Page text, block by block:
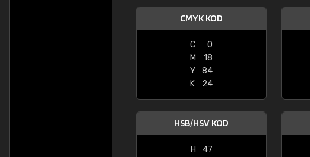
CMYK KOD
C
0
M
18
Y
84
K
24
HSB/HSV KOD
H
47